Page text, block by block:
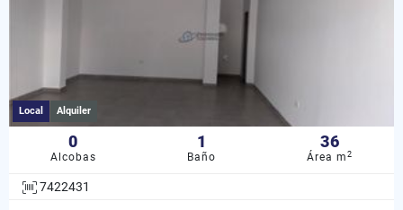
Local Alquiler
0
Alcobas
1
Baño
36
Área m2
7422431